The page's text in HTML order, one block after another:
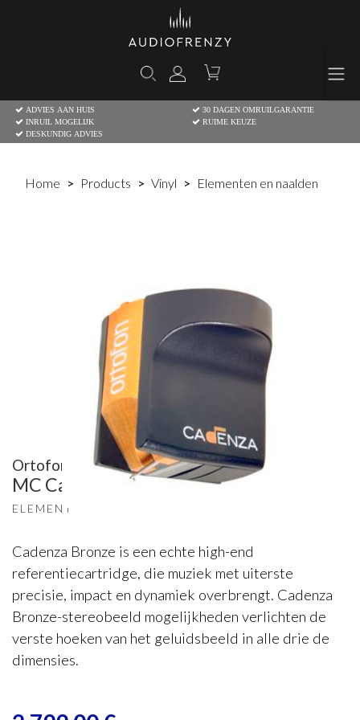
ADVIES AAN HUIS
30 DAGEN OMRUILGARANTIE
INRUIL MOGELIJK
RUIME KEUZE
DESKUNDIG ADVIES
Home Products Vinyl Elementen en naalden
Ortofon
MC Cadenza Bronze
ELEMENT
Cadenza Bronze is een echte high-end
referentiecartridge, die muziek met uiterste
precisie, impact en dynamiek overbrengt. Cadenza
Bronze-stereobeeld mogelijkheden verlichten de
verste hoeken van het geluidsbeeld in alle drie de
dimensies.